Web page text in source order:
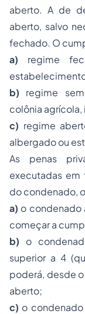
aberto. A de
aberto, salvo
fechado. O
a) regime
b) regime
colônia
c) regime
albergado ou
As penas
executadas em
do condenado,
a) o condenado
começar a
b) o
superior a 4
poderá, desde
aberto;
c) o